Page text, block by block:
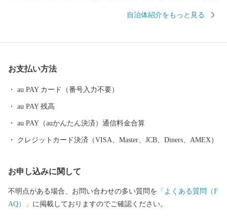
数えられる『森吉山』では、多種多様な高山植物はもちろん、冬
ギ発祥の地として、その文化を色濃く伝えています。 北秋田市
内を走る「秋田内陸縦貫鉄道」は、鷹巣～角館と、秋田県内陸部
雄大な山々が広がり、日本の原風景を感じることができます。沿
線にある前田南駅は、大ヒットアニメ映画の劇中に登場した駅の
モデルということで話題にもなりました。 その他、世界一の綴
楽しみ方ができるまちです。
自治体紹介をもっと見る
お支払い方法
au PAY カード（番号入力不要）
au PAY 残高
au PAY（auかんたん決済）通信料金合算
クレジットカード決済（VISA、Master、JCB、Diners、AMEX）
お申し込みに関して
不明点がある場合、お問い合わせの多い質問を 「よくある質問（F
AQ）」 に掲載しておりますのでご確認ください。